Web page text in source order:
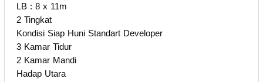
LB : 8 x 11m
2 Tingkat
Kondisi Siap Huni Standart Developer
3 Kamar Tidur
2 Kamar Mandi
Hadap Utara